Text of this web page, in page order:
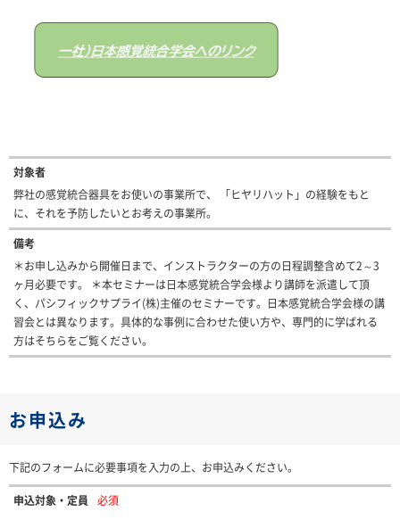
対象者
弊社の感覚統合器具をお使いの事業所で、 「ヒヤリハット」の経験をもと
に、それを予防したいとお考えの事業所。
備考
＊お申し込みから開催日まで、インストラクターの方の日程調整含めて2～3
ヶ月必要です。 ＊本セミナーは日本感覚統合学会様より講師を派遣して頂
く、パシフィックサプライ(株)主催のセミナーです。日本感覚統合学会様の講
習会とは異なります。具体的な事例に合わせた使い方や、専門的に学ばれる
方はそちらをご覧ください。
お申込み
下記のフォームに必要事項を入力の上、お申込みください。
申込対象・定員 必須